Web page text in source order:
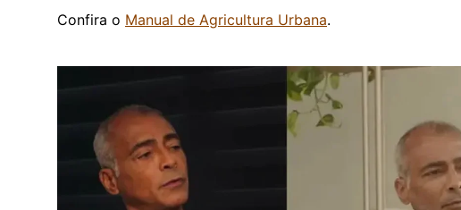
Confira o Manual de Agricultura Urbana.